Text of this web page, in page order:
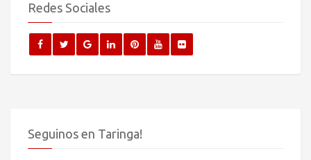
Redes Sociales
Seguinos en Taringa!